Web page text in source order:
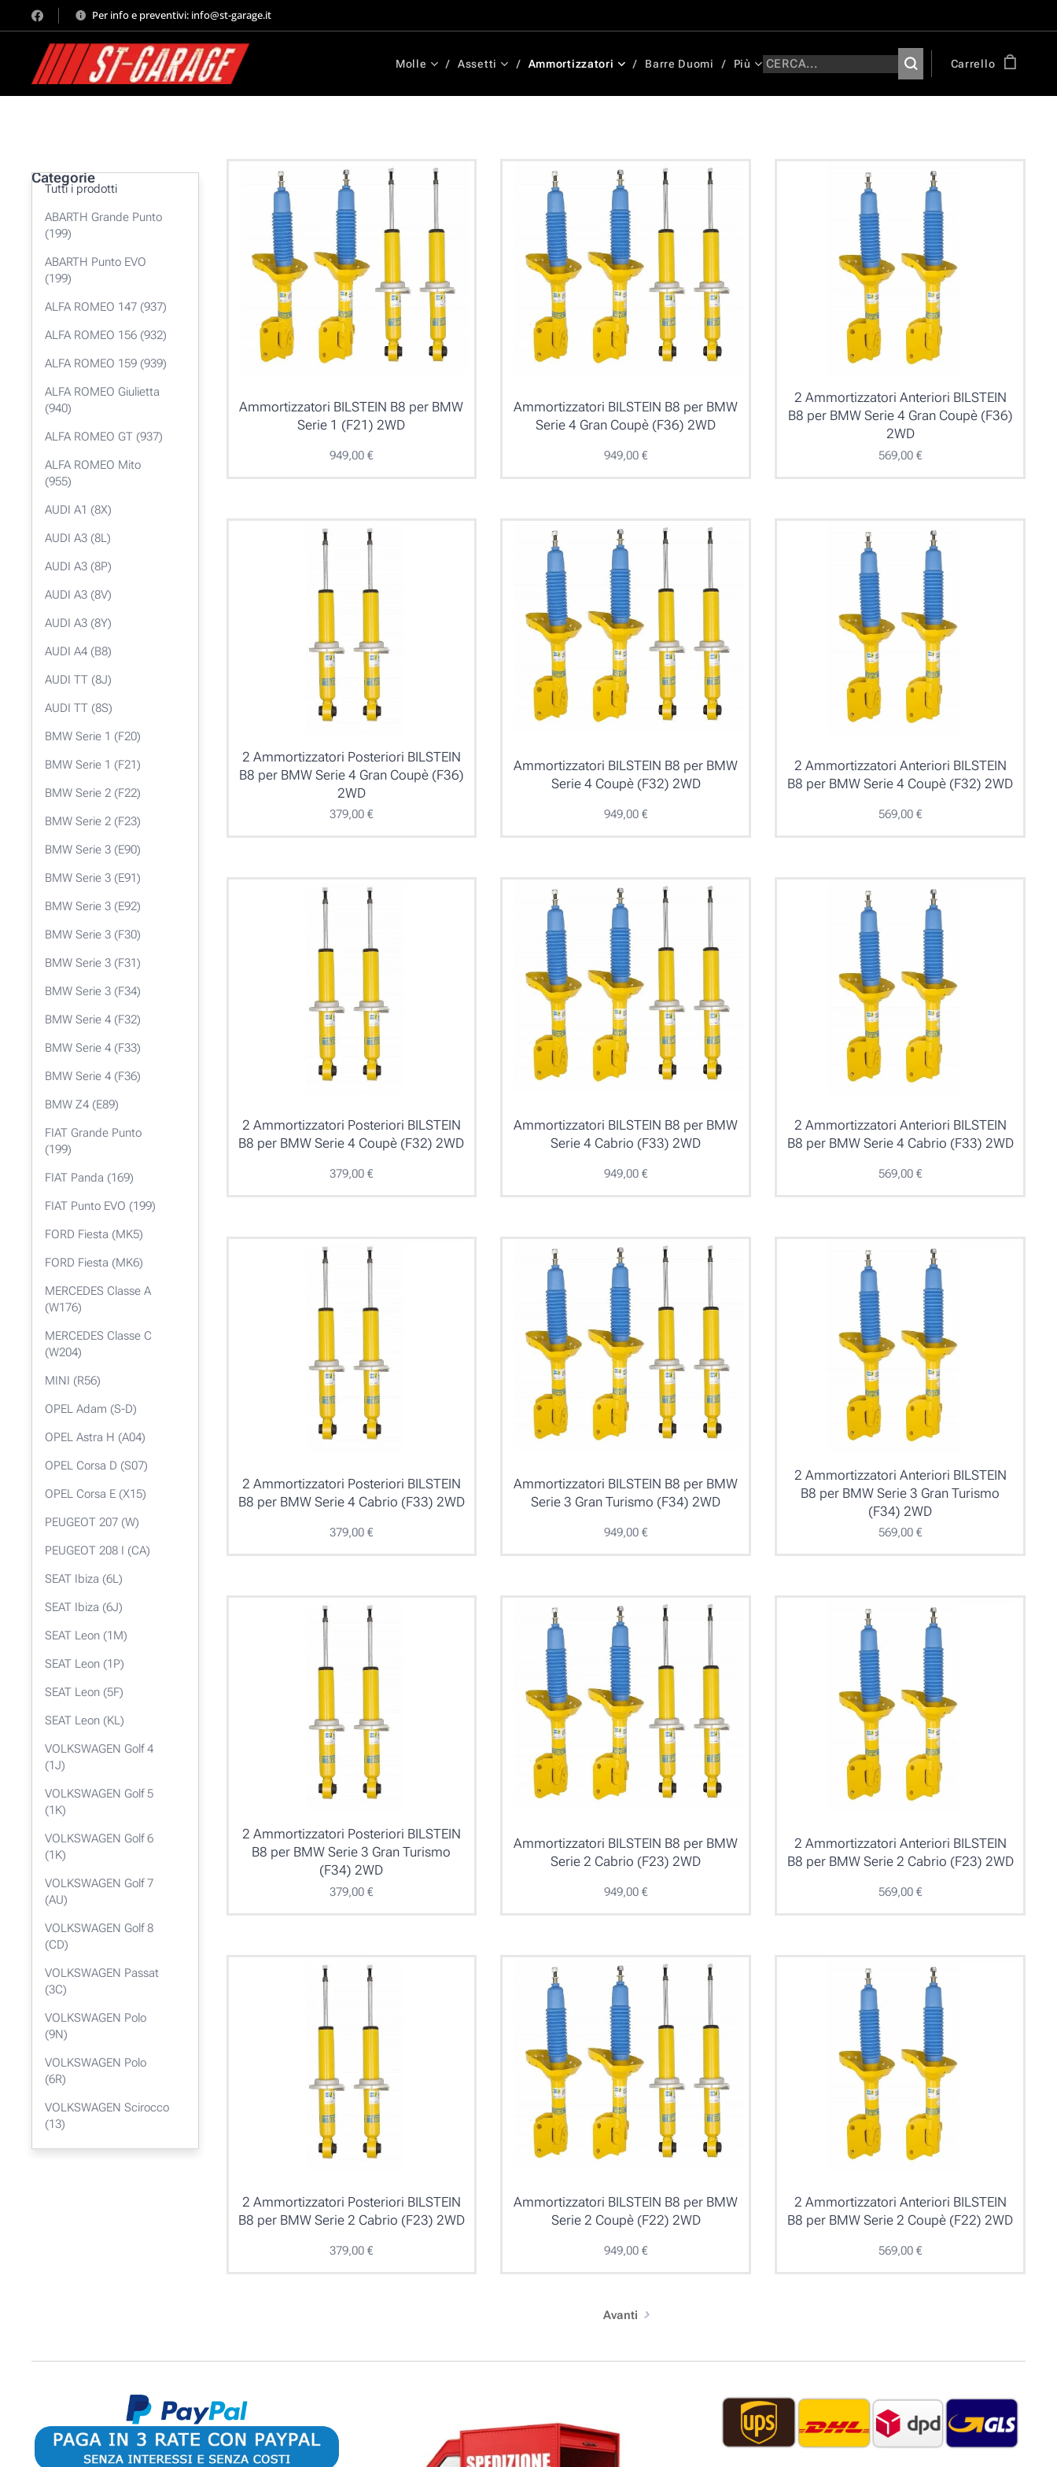
Per info e preventivi: info@st-garage.it
Molle Assetti Ammortizzatori Barre Duomi Più Carrello
Categorie
Tutti i prodotti
ABARTH Grande Punto
(199)
ABARTH Punto EVO
(199)
ALFA ROMEO 147 (937)
ALFA ROMEO 156 (932)
ALFA ROMEO 159 (939)
ALFA ROMEO Giulietta
(940)
ALFA ROMEO GT (937)
ALFA ROMEO Mito
(955)
AUDI A1 (8X)
AUDI A3 (8L)
AUDI A3 (8P)
AUDI A3 (8V)
AUDI A3 (8Y)
AUDI A4 (B8)
AUDI TT (8J)
AUDI TT (8S)
BMW Serie 1 (F20)
BMW Serie 1 (F21)
BMW Serie 2 (F22)
BMW Serie 2 (F23)
BMW Serie 3 (E90)
BMW Serie 3 (E91)
BMW Serie 3 (E92)
BMW Serie 3 (F30)
BMW Serie 3 (F31)
BMW Serie 3 (F34)
BMW Serie 4 (F32)
BMW Serie 4 (F33)
BMW Serie 4 (F36)
BMW Z4 (E89)
FIAT Grande Punto
(199)
FIAT Panda (169)
FIAT Punto EVO (199)
FORD Fiesta (MK5)
FORD Fiesta (MK6)
MERCEDES Classe A
(W176)
MERCEDES Classe C
(W204)
MINI (R56)
OPEL Adam (S-D)
OPEL Astra H (A04)
OPEL Corsa D (S07)
OPEL Corsa E (X15)
PEUGEOT 207 (W)
PEUGEOT 208 I (CA)
SEAT Ibiza (6L)
SEAT Ibiza (6J)
SEAT Leon (1M)
SEAT Leon (1P)
SEAT Leon (5F)
SEAT Leon (KL)
VOLKSWAGEN Golf 4
(1J)
VOLKSWAGEN Golf 5
(1K)
VOLKSWAGEN Golf 6
(1K)
VOLKSWAGEN Golf 7
(AU)
VOLKSWAGEN Golf 8
(CD)
VOLKSWAGEN Passat
(3C)
VOLKSWAGEN Polo
(9N)
VOLKSWAGEN Polo
(6R)
VOLKSWAGEN Scirocco
(13)
Ammortizzatori BILSTEIN B8 per BMW
Serie 1 (F21) 2WD
949,00€
Ammortizzatori BILSTEIN B8 per BMW
Serie 4 Gran Coupè (F36) 2WD
949,00€
2 Ammortizzatori Anteriori BILSTEIN
B8 per BMW Serie 4 Gran Coupè (F36)
2WD
569,00€
2 Ammortizzatori Posteriori BILSTEIN
B8 per BMW Serie 4 Gran Coupè (F36)
2WD
379,00€
Ammortizzatori BILSTEIN B8 per BMW
Serie 4 Coupè (F32) 2WD
949,00€
2 Ammortizzatori Anteriori BILSTEIN
B8 per BMW Serie 4 Coupè (F32) 2WD
569,00€
2 Ammortizzatori Posteriori BILSTEIN
B8 per BMW Serie 4 Coupè (F32) 2WD
379,00€
Ammortizzatori BILSTEIN B8 per BMW
Serie 4 Cabrio (F33) 2WD
949,00€
2 Ammortizzatori Anteriori BILSTEIN
B8 per BMW Serie 4 Cabrio (F33) 2WD
569,00€
2 Ammortizzatori Posteriori BILSTEIN
B8 per BMW Serie 4 Cabrio (F33) 2WD
379,00€
Ammortizzatori BILSTEIN B8 per BMW
Serie 3 Gran Turismo (F34) 2WD
949,00€
2 Ammortizzatori Anteriori BILSTEIN
B8 per BMW Serie 3 Gran Turismo
(F34) 2WD
569,00€
2 Ammortizzatori Posteriori BILSTEIN
B8 per BMW Serie 3 Gran Turismo
(F34) 2WD
379,00€
Ammortizzatori BILSTEIN B8 per BMW
Serie 2 Cabrio (F23) 2WD
949,00€
2 Ammortizzatori Anteriori BILSTEIN
B8 per BMW Serie 2 Cabrio (F23) 2WD
569,00€
2 Ammortizzatori Posteriori BILSTEIN
B8 per BMW Serie 2 Cabrio (F23) 2WD
379,00€
Ammortizzatori BILSTEIN B8 per BMW
Serie 2 Coupè (F22) 2WD
949,00€
2 Ammortizzatori Anteriori BILSTEIN
B8 per BMW Serie 2 Coupè (F22) 2WD
569,00€
Avanti